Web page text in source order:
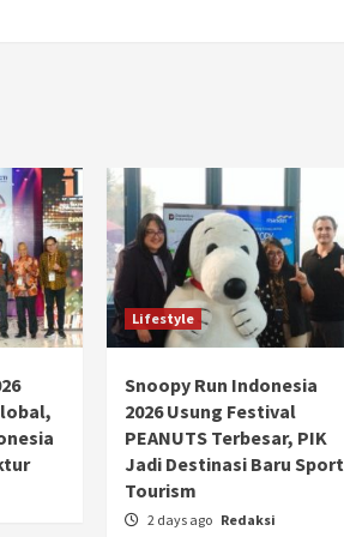
Lifestyle
Snoopy Run Indonesia
2026 Usung Festival
PEANUTS Terbesar, PIK
Jadi Destinasi Baru Sport
Tourism
2 days ago Redaksi